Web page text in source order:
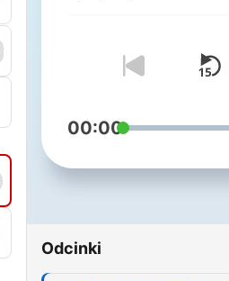
00:00
Odcinki